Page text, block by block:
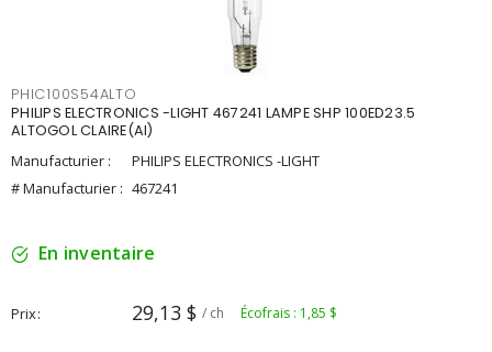
PHIC100S54ALTO
PHILIPS ELECTRONICS -LIGHT 467241 LAMPE SHP 100ED23.5
ALTOGOL CLAIRE(AI)
Manufacturier :
PHILIPS ELECTRONICS -LIGHT
# Manufacturier : 467241
En inventaire
Prix 29,13 $ / ch Écofrais : 1,85 $